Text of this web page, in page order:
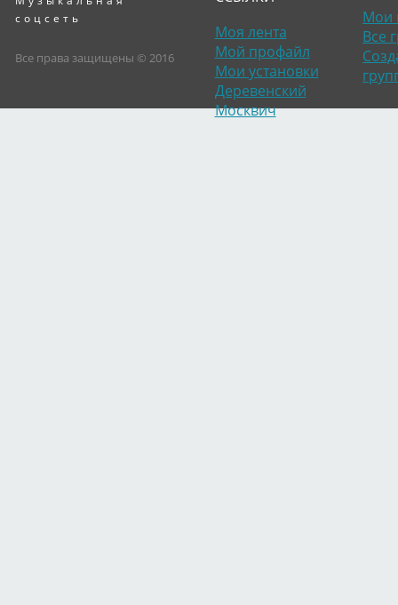
соцсеть
Все права защищены © 2016
Моя лента
Мой профайл
Мои установки
Деревенский
Москвич
Мои
Все